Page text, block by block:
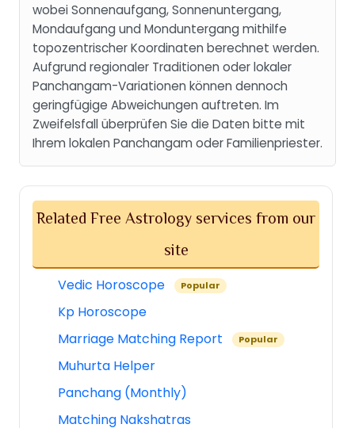
wobei Sonnenaufgang, Sonnenuntergang,
Mondaufgang und Monduntergang mithilfe
topozentrischer Koordinaten berechnet werden.
Aufgrund regionaler Traditionen oder lokaler
Panchangam-Variationen können dennoch
geringfügige Abweichungen auftreten. Im
Zweifelsfall überprüfen Sie die Daten bitte mit
Ihrem lokalen Panchangam oder Familienpriester.
Related Free Astrology services from our
site
Vedic Horoscope Popular
Kp Horoscope
Marriage Matching Report
Popular
Muhurta Helper
Panchang (Monthly)
Matching Nakshatras